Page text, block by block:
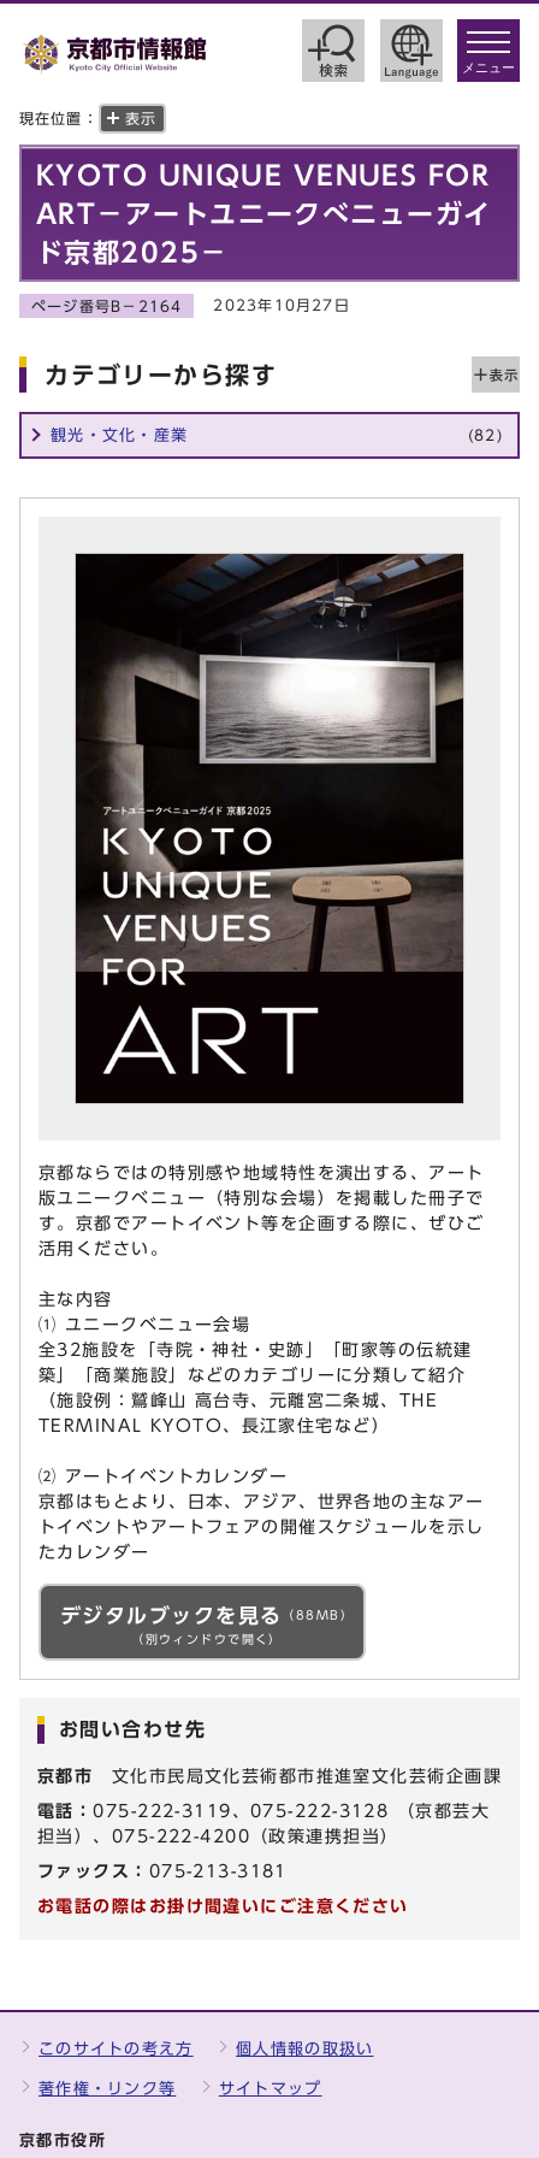
toggle
メニュー
現在位置： 表示
KYOTO UNIQUE VENUES FOR
ART－アートユニークべニューガイ
ド京都2025－
ページ番号B－2164 2023年10月27日
カテゴリーから探す
観光・文化・産業 (82)
京都ならではの特別感や地域特性を演出する、アート
版ユニークベニュー（特別な会場）を掲載した冊子で
す。京都でアートイベント等を企画する際に、ぜひご
活用ください。
主な内容
⑴ ユニークベニュー会場
全32施設を「寺院・神社・史跡」「町家等の伝統建
築」「商業施設」などのカテゴリーに分類して紹介
（施設例：鷲峰山 高台寺、元離宮二条城、THE
TERMINAL KYOTO、長江家住宅など）
⑵ アートイベントカレンダー
京都はもとより、日本、アジア、世界各地の主なアー
トイベントやアートフェアの開催スケジュールを示し
たカレンダー
デジタルブックを見る
（88MB）
（別ウィンドウで開く）
お問い合わせ先
京都市 文化市民局文化芸術都市推進室文化芸術企画課
電話：075-222-3119、075-222-3128 （京都芸大
担当）、075-222-4200（政策連携担当）
ファックス： 075-213-3181
お電話の際はお掛け間違いにご注意ください
このサイトの考え方 個人情報の取扱い
著作権・リンク等 サイトマップ
京都市役所